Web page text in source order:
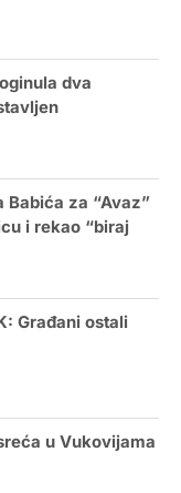
dva
Babića za “Avaz”
i rekao “biraj
Građani ostali
u Vukovijama